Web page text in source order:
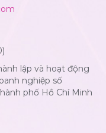
lập và hoạt động
nghiệp số
phố Hồ Chí Minh